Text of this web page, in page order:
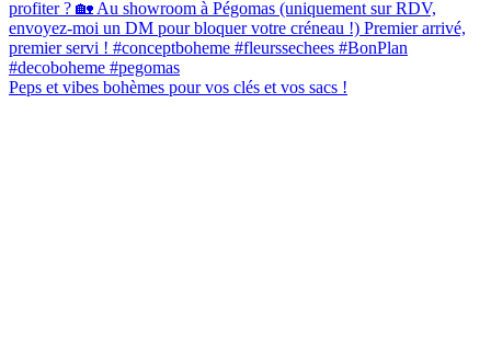
Peps et vibes bohèmes pour vos clés et vos sacs !